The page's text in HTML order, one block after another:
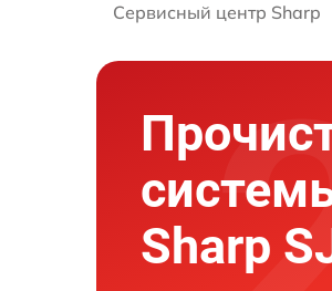
Сервисный центр Sharp
Sharp